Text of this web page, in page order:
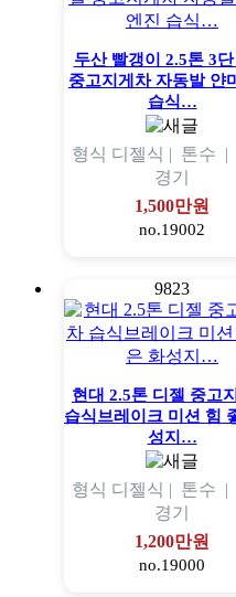
두산 빨갱이 2.5톤 3단
중고지게차 자동발 얀
습식…
형식 디젤식 | 톤수 |
경기
1,500만원
no.19002
9823
현대 2.5톤 디젤 중고
습식브레이크 미션 힘
성지…
형식 디젤식 | 톤수 |
경기
1,200만원
no.19000